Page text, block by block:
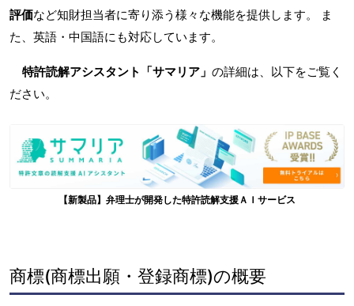
評価など知財担当者に寄り添う様々な機能を提供します。 ま
た、英語・中国語にも対応しています。
特許読解アシスタント「サマリア」 の詳細は、以下をご覧く
ださい。
【新製品】弁理士が開発した特許読解支援ＡＩサービス
商標(商標出願・登録商標)の概要